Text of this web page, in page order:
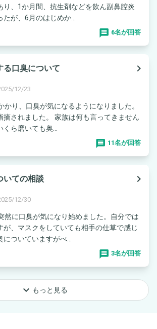
り、1か月間、抗生剤などを飲ん副鼻腔炎
が、6月のはじめか...
6名が回答
る口臭について
navigate_next
12/23
かり、口臭が気になるようになりました。
摘されました。 家族は何も言ってきません
ら磨いても奥...
11名が回答
いての相談
navigate_next
12/30
然に口臭が気になり始めました。自分では
が、マスクをしていても相手の仕草で感じ
ついていますがべ...
3名が回答
keyboard_arrow_down もっと見る